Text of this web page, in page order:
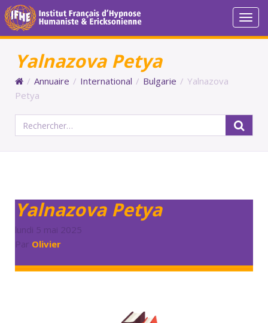
Yalnazova Petya
/ Annuaire / International / Bulgarie / Yalnazova
Petya
Yalnazova Petya
lundi 5 mai 2025
Par Olivier